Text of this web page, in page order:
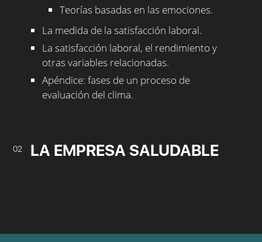
Teorías basadas en las emociones.
La medida de la satisfacción laboral.
La satisfacción laboral, el rendimiento y
otras variables relacionadas.
Apéndice: fases de un proceso de
evaluación del clima.
02 LA EMPRESA SALUDABLE